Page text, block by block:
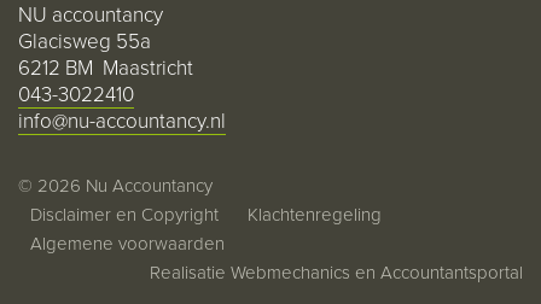
NU accountancy
Glacisweg 55a
6212 BM Maastricht
043-3022410
info@nu-accountancy.nl
© 2026 Nu Accountancy
Disclaimer en Copyright
Klachtenregeling
Algemene voorwaarden
Realisatie Webmechanics en Accountantsportal